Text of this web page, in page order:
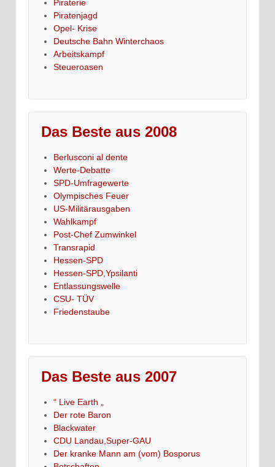
Piraterie
Piratenjagd
Opel- Krise
Deutsche Bahn Winterchaos
Arbeitskampf
Steueroasen
Das Beste aus 2008
Berlusconi al dente
Werte-Debatte
SPD-Umfragewerte
Olympisches Feuer
US-Militärausgaben
Wahlkampf
Post-Chef Zumwinkel
Transrapid
Hessen-SPD
Hessen-SPD,Ypsilanti
Entlassungswelle
CSU- TÜV
Friedenstaube
Das Beste aus 2007
“ Live Earth „
Der rote Baron
Blackwater
CDU Landau,Super-GAU
Der kranke Mann am (vom) Bosporus